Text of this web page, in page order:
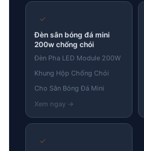
✓
Đèn sân bóng đá mini
200w chống chói
Đèn Pha LED Module 200W
Khung Hộp Chống Chói
Cho Sân Bóng Đá Mini
✓